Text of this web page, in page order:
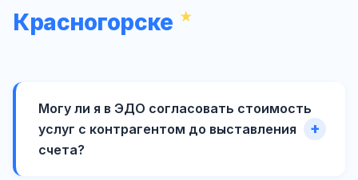
Красногорске
Могу ли я в ЭДО согласовать стоимость
услуг с контрагентом до выставления
счета?